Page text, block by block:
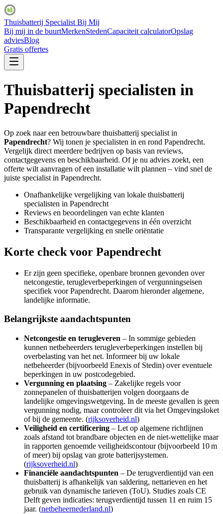
Thuisbatterij Specialist Bij Mij
Bij mij in de buurtMerkenStedenCapaciteit calculatorOpslag
adviesBlog
Gratis offertes
Thuisbatterij specialisten in
Papendrecht
Op zoek naar een betrouwbare thuisbatterij specialist in
Papendrecht? Wij tonen je specialisten in en rond Papendrecht.
Vergelijk direct meerdere bedrijven op basis van reviews,
contactgegevens en beschikbaarheid. Of je nu advies zoekt, een
offerte wilt aanvragen of een installatie wilt plannen – vind snel de
juiste specialist in Papendrecht.
Onafhankelijke vergelijking van lokale thuisbatterij
specialisten in Papendrecht
Reviews en beoordelingen van echte klanten
Beschikbaarheid en contactgegevens in één overzicht
Transparante vergelijking en snelle oriëntatie
Korte check voor Papendrecht
Er zijn geen specifieke, openbare bronnen gevonden over
netcongestie, terugleverbeperkingen of vergunningseisen
specifiek voor Papendrecht. Daarom hieronder algemene,
landelijke informatie.
Belangrijkste aandachtspunten
Netcongestie en terugleveren – In sommige gebieden
kunnen netbeheerders terugleverbeperkingen instellen bij
overbelasting van het net. Informeer bij uw lokale
netbeheerder (bijvoorbeeld Enexis of Stedin) over eventuele
beperkingen in uw postcodegebied.
Vergunning en plaatsing – Zakelijke regels voor
zonnepanelen of thuisbatterijen volgen doorgaans de
landelijke omgevingswetgeving. In de meeste gevallen is geen
vergunning nodig, maar controleer dit via het Omgevingsloket
of bij de gemeente. (rijksoverheid.nl)
Veiligheid en certificering – Let op algemene richtlijnen
zoals afstand tot brandbare objecten en de niet-wettelijke maar
in rapporten genoemde veiligheidscontour (bijvoorbeeld 10 m
of meer) bij opslag van grote batterijsystemen.
(rijksoverheid.nl)
Financiële aandachtspunten – De terugverdientijd van een
thuisbatterij is afhankelijk van saldering, nettarieven en het
gebruik van dynamische tarieven (ToU). Studies zoals CE
Delft geven indicaties: terugverdientijd tussen 11 en ruim 15
jaar. (netbeheernederland.nl)